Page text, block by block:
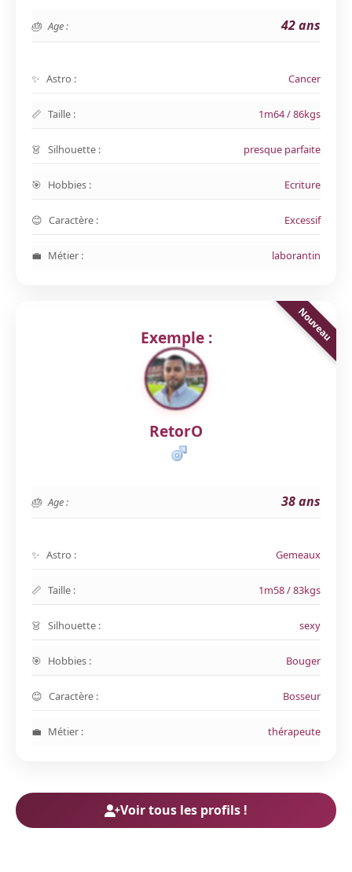
Age : 42 ans
Astro : Cancer
Taille : 1m64 / 86kgs
Silhouette : presque parfaite
Hobbies : Ecriture
Caractère : Excessif
Métier : laborantin
Exemple :
RetorO
Age : 38 ans
Astro : Gemeaux
Taille : 1m58 / 83kgs
Silhouette : sexy
Hobbies : Bouger
Caractère : Bosseur
Métier : thérapeute
Voir tous les profils !